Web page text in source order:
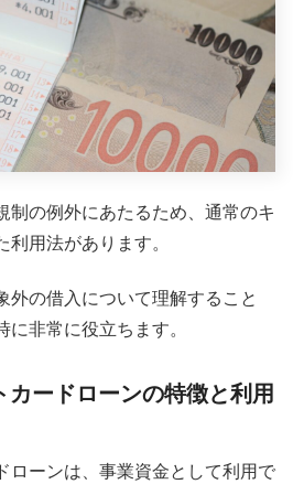
制の例外にあたるため、通常のキ
利用法があります。
外の借入について理解すること
非常に役立ちます。
カードローンの特徴と利用
ローンは、事業資金として利用で